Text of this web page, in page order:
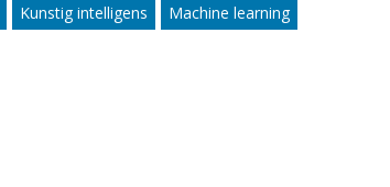
Kunstig intelligens Machine learning